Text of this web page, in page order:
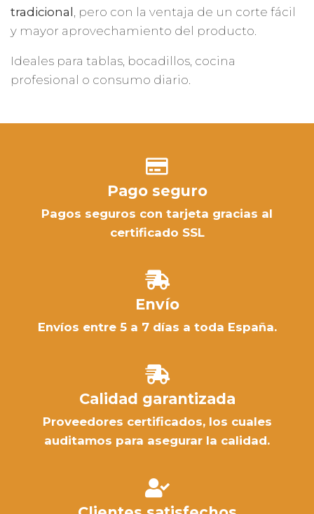
tradicional , pero con la ventaja de un corte fácil
y mayor aprovechamiento del producto.
Ideales para tablas, bocadillos, cocina
profesional o consumo diario.
Pago seguro
Pagos seguros con tarjeta gracias al
certificado SSL
Envío
Envíos entre 5 a 7 días a toda España.
Calidad garantizada
Proveedores certificados, los cuales
auditamos para asegurar la calidad.